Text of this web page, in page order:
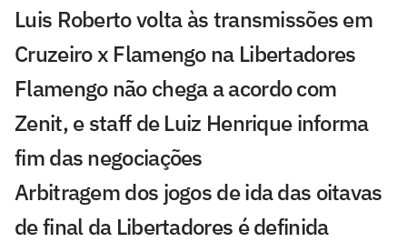
Luis Roberto volta às transmissões em
Cruzeiro x Flamengo na Libertadores
Flamengo não chega a acordo com
Zenit, e staff de Luiz Henrique informa
fim das negociações
Arbitragem dos jogos de ida das oitavas
de final da Libertadores é definida